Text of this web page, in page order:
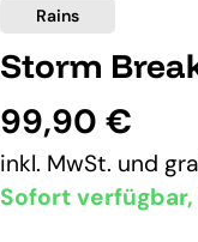
Rains
Storm
99,90 €
inkl. MwSt. und
Sofort verfügbar,